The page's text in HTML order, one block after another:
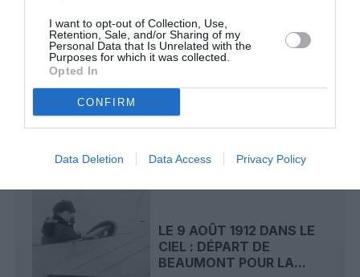
I want to opt-out of Collection, Use,
Retention, Sale, and/or Sharing of my
Personal Data that Is Unrelated with the
Purposes for which it was collected.
Opted In
CONFIRM
Data Deletion Data Access Privacy Policy
CIEL : LE PRÉFET DU
MANS SAUVE LA...
LE 9 AOÛT 1912 DANS LE
CIEL : DÉPART DE
BEAUMONT POUR LA...